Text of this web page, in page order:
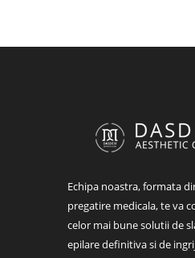
Echipa noastra, formata
pregatire medicala, te va
celor mai bune solutii de
epilare definitiva si de